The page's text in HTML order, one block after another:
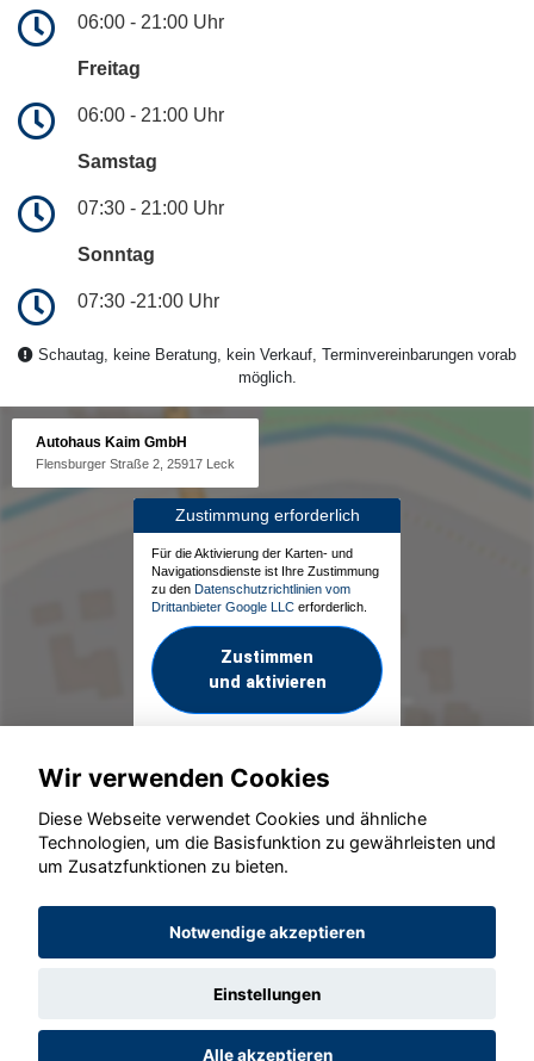
06:00 - 21:00 Uhr
Freitag
06:00 - 21:00 Uhr
Samstag
07:30 - 21:00 Uhr
Sonntag
07:30 -21:00 Uhr
Schautag, keine Beratung, kein Verkauf, Terminvereinbarungen vorab
möglich.
Autohaus Kaim GmbH
Flensburger Straße 2, 25917 Leck
Zustimmung erforderlich
Für die Aktivierung der Karten- und
Navigationsdienste ist Ihre Zustimmung
zu den Datenschutzrichtlinien vom
Drittanbieter Google LLC erforderlich.
Zustimmen
und aktivieren
© konjunkturmotor.de GmbH 2020 - 2026
Wir verwenden Cookies
Diese Webseite verwendet Cookies und ähnliche
Technologien, um die Basisfunktion zu gewährleisten und
um Zusatzfunktionen zu bieten.
Notwendige akzeptieren
Einstellungen
Alle akzeptieren